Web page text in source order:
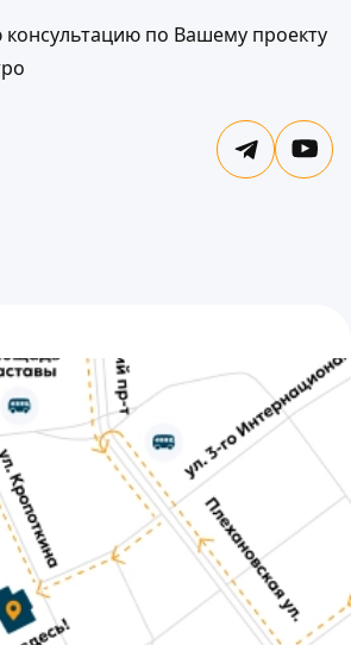
по Вашему проекту